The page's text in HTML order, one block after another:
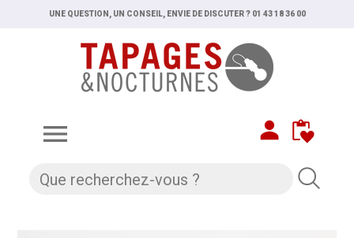
UNE QUESTION, UN CONSEIL, ENVIE DE DISCUTER ? 01 43 18 36 00
